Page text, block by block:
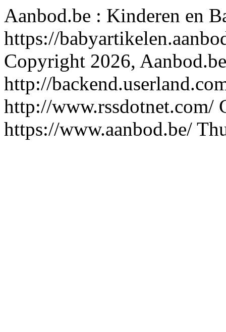
Aanbod.be : Kinderen en
https://
Copyright 2026, Aanbod.be
http://
http://www.rssdotnet.com/
https://www.aanbod.be/